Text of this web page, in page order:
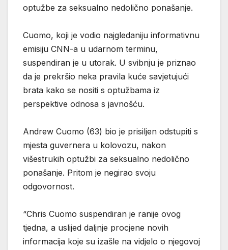
optužbe za seksualno nedolično ponašanje.
Cuomo, koji je vodio najgledaniju informativnu
emisiju CNN-a u udarnom terminu,
suspendiran je u utorak. U svibnju je priznao
da je prekršio neka pravila kuće savjetujući
brata kako se nositi s optužbama iz
perspektive odnosa s javnošću.
Andrew Cuomo (63) bio je prisiljen odstupiti s
mjesta guvernera u kolovozu, nakon
višestrukih optužbi za seksualno nedolično
ponašanje. Pritom je negirao svoju
odgovornost.
“Chris Cuomo suspendiran je ranije ovog
tjedna, a uslijed daljnje procjene novih
informacija koje su izašle na vidjelo o njegovoj